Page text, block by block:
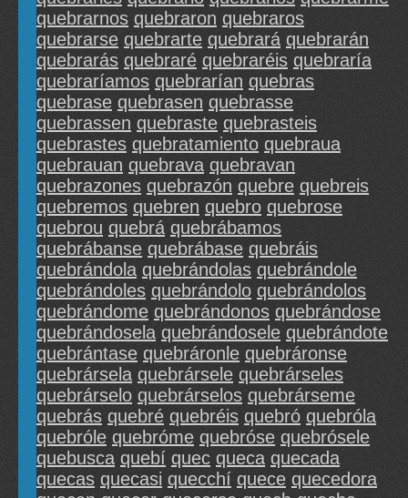
quebrarnos quebraron quebraros
quebrarse quebrarte quebrará quebrarán
quebrarás quebraré quebraréis quebraría
quebraríamos quebrarían quebras
quebrase quebrasen quebrasse
quebrassen quebraste quebrasteis
quebrastes quebratamiento quebraua
quebrauan quebrava quebravan
quebrazones quebrazón quebre quebreis
quebremos quebren quebro quebrose
quebrou quebrá quebrábamos
quebrábanse quebrábase quebráis
quebrándola quebrándolas quebrándole
quebrándoles quebrándolo quebrándolos
quebrándome quebrándonos quebrándose
quebrándosela quebrándosele quebrándote
quebrántase quebráronle quebráronse
quebrársela quebrársele quebrárseles
quebrárselo quebrárselos quebrárseme
quebrás quebré quebréis quebró quebróla
quebróle quebróme quebróse quebrósele
quebusca quebí quec queca quecada
quecas quecasi quecchí quece quecedora